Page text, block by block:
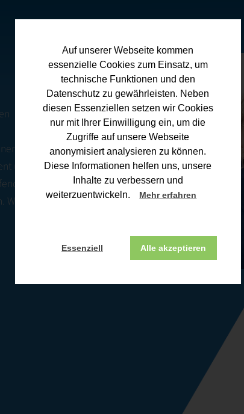
Auf unserer Webseite kommen
essenzielle Cookies zum Einsatz, um
technische Funktionen und den
Datenschutz zu gewährleisten. Neben
diesen Essenziellen setzen wir Cookies
nur mit Ihrer Einwilligung ein, um die
Zugriffe auf unsere Webseite
anonymisiert analysieren zu können.
Diese Informationen helfen uns, unsere
Inhalte zu verbessern und
weiterzuentwickeln.
Mehr erfahren
Essenziell Alle akzeptieren
und
über
Wenn Sie